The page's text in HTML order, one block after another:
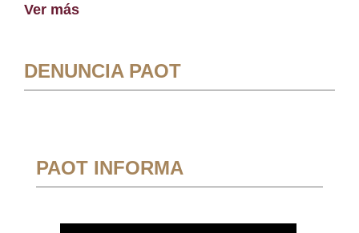
Ver más
DENUNCIA PAOT
PAOT INFORMA